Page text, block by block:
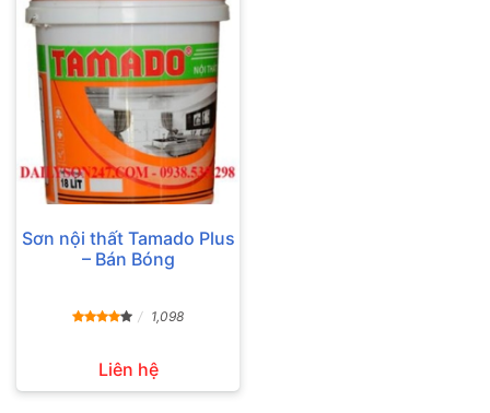
Sơn nội thất Tamado Plus
– Bán Bóng
1,098
Liên hệ